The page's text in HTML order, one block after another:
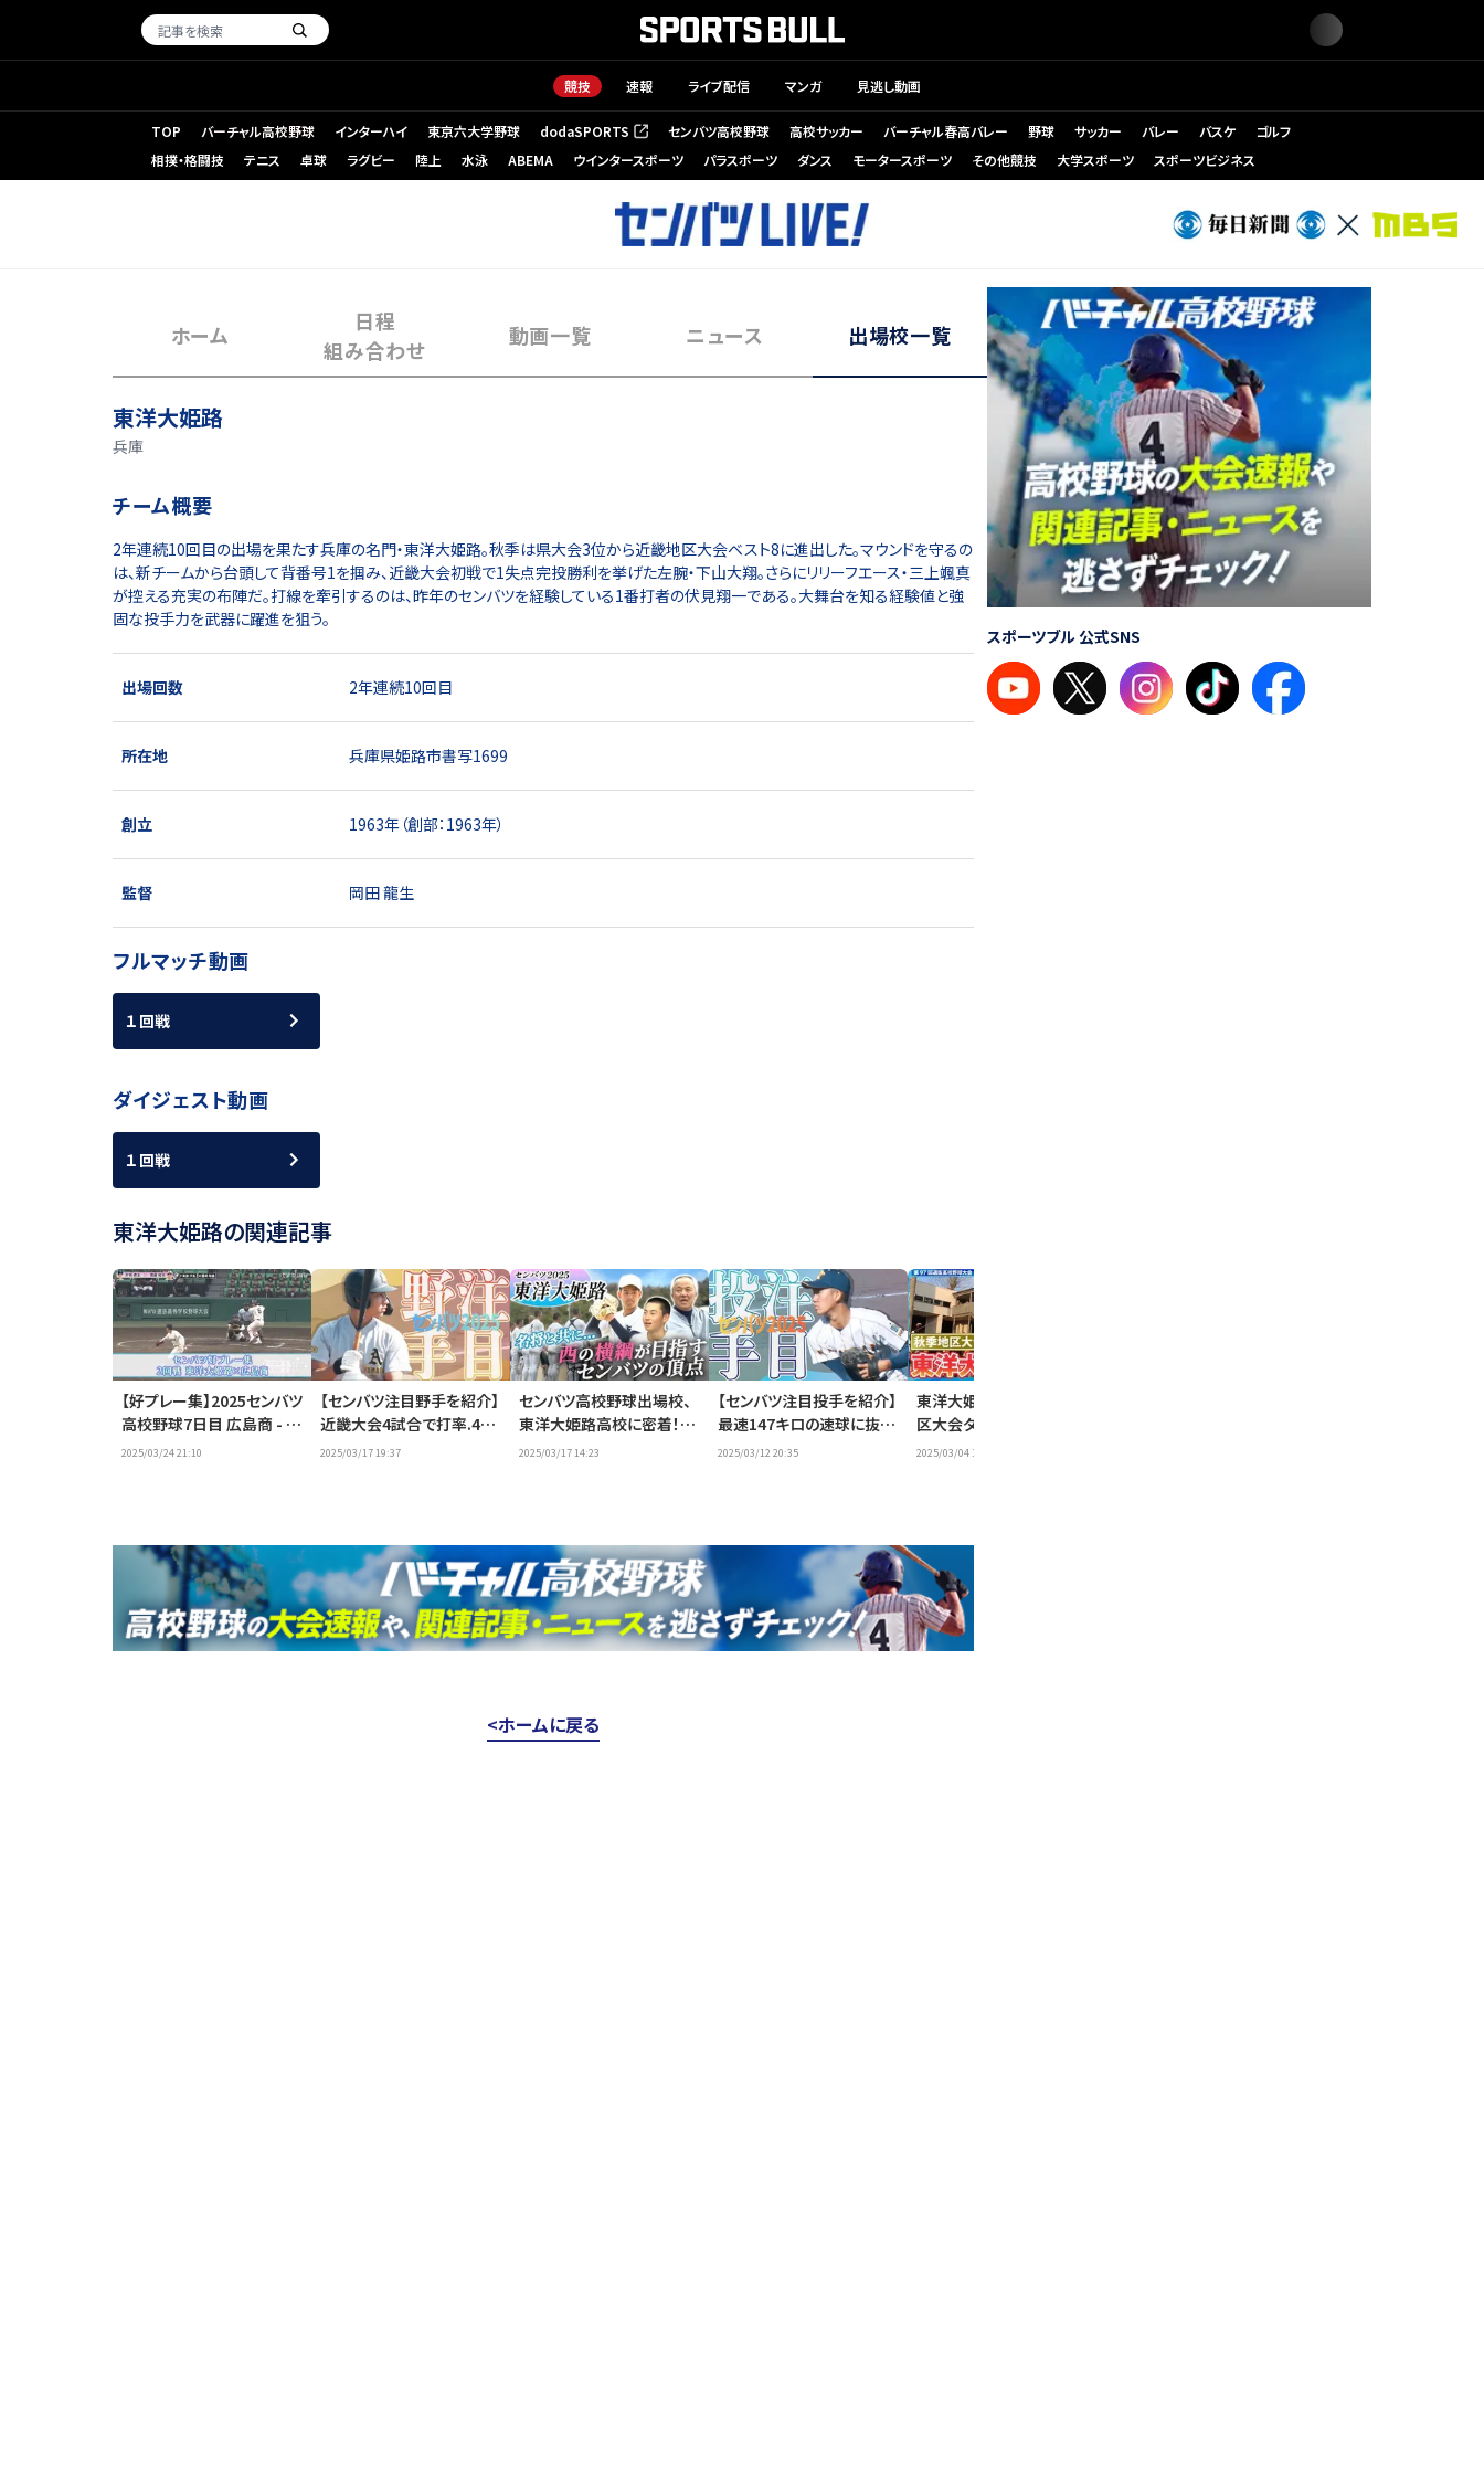
競技 速報 ライブ配信 マンガ 見逃し動画
TOP バーチャル高校野球 インターハイ 東京六大学野球 dodaSPORTS
（新しいタブで開く） センバツ高校野球 高校サッカー バーチャル春高バレー 野球 サッカー バレー バスケ
ゴルフ
相撲・格闘技
テニス 卓球 ラグビー 陸上 水泳 ABEMA ウインタースポーツ パラスポーツ ダンス モータースポーツ その他競技 大学スポーツ スポーツビジネス
ホーム
日程
組み合わせ
動画一覧 ニュース 出場校一覧
東洋大姫路
兵庫
チーム概要
2年連続10回目の出場を果たす兵庫の名門・東洋大姫路。秋季は県大会3位から近畿地区大会ベスト8に進出した。マウンドを守るの
は、新チームから台頭して背番号1を掴み、近畿大会初戦で1失点完投勝利を挙げた左腕・下山大翔。さらにリリーフエース・三上颯真
が控える充実の布陣だ。打線を牽引するのは、昨年のセンバツを経験している1番打者の伏見翔一である。大舞台を知る経験値と強
固な投手力を武器に躍進を狙う。
出場回数 2年連続10回目
所在地 兵庫県姫路市書写1699
創立 1963年（創部：1963年）
監督 岡田 龍生
フルマッチ動画
１回戦
ダイジェスト動画
１回戦
東洋大姫路の関連記事
【好プレー集】2025センバツ
高校野球7日目 広島商 - 東
洋大姫路（3月24日）
2025/03/24 21:10
【センバツ注目野手を紹介】
近畿大会4試合で打率.438
を記録・見村昊成｜選抜高
2025/03/17 19:37
センバツ高校野球出場校、
東洋大姫路高校に密着！
【選抜高校野球2025】
2025/03/17 14:23
【センバツ注目投手を紹介】
最速147キロの速球に抜群
の安定感・阪下漣｜選抜高
2025/03/12 20:35
東洋大姫路(兵庫) 秋季地
区大会ダイジェスト【選抜
高校野球2025】
2025/03/04 13:55
ホームに戻る
スポーツブル 公式SNS